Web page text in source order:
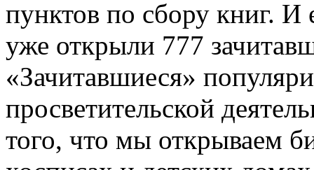
пунктов по сбору книг. И
уже открыли 777
«Зачитавшиеся»
просветительской
того, что мы открываем